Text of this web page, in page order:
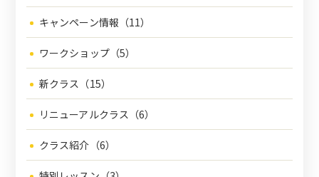
キャンペーン情報（11）
ワークショップ（5）
新クラス（15）
リニューアルクラス（6）
クラス紹介（6）